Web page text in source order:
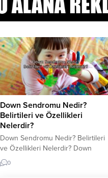
Down Sendromu Nedir?
Belirtileri ve Özellikleri
Nelerdir?
Down Sendromu Nedir? Belirtileri
ve Özellikleri Nelerdir? Down
Sendromu Nedir? Down Sendromu,
çoğunlukla kromozom
0